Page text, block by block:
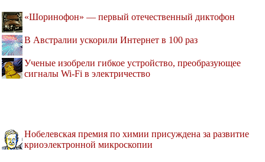
«Шоринофон» — первый отечественный диктофон
В Австралии ускорили Интернет в 100 раз
Ученые изобрели гибкое устройство, преобразующее
сигналы Wi-Fi в электричество
Нобелевская премия по химии присуждена за развитие
криоэлектронной микроскопии